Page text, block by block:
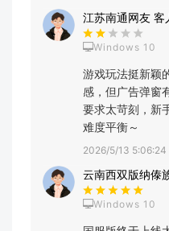
江苏南通网友 客
Windows 10
游戏玩法挺新颖
感，但广告弹窗
要求太苛刻，新
难度平衡～
2026/5/13 5:06:24
云南西双版纳傣
Windows 10